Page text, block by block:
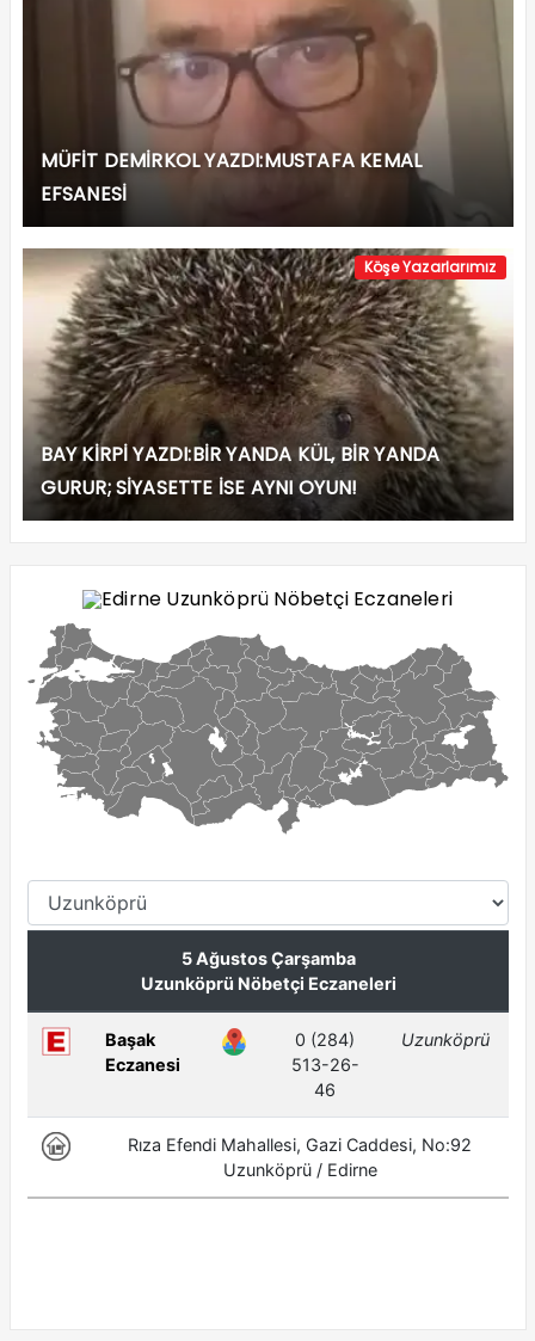
MÜFİT DEMİRKOL YAZDI:MUSTAFA KEMAL
EFSANESİ
Köşe Yazarlarımız
BAY KİRPİ YAZDI:BİR YANDA KÜL, BİR YANDA
GURUR; SİYASETTE İSE AYNI OYUN!